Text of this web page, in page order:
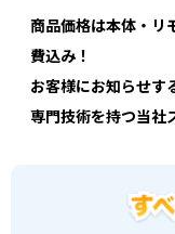
商品価格は本体・リ
費込み！
お客様にお知らせす
専門技術を持つ当社